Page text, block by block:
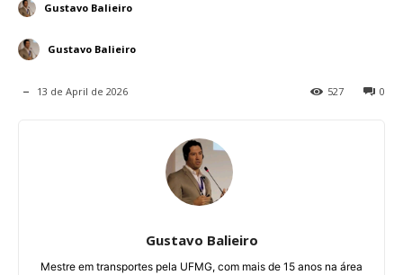
Gustavo Balieiro
Gustavo Balieiro
13 de April de 2026 0
527
Gustavo Balieiro
Mestre em transportes pela UFMG, com mais de 15 anos na área